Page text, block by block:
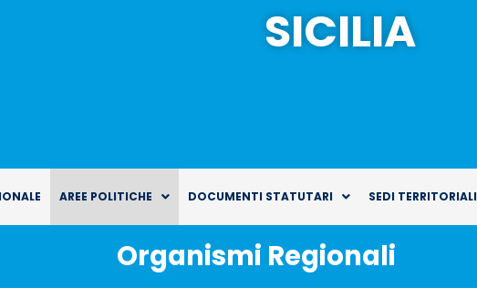
SICILIA
AREE POLITICHE DOCUMENTI STATUTARI SEDI TERRITORIALI
Organismi Regionali